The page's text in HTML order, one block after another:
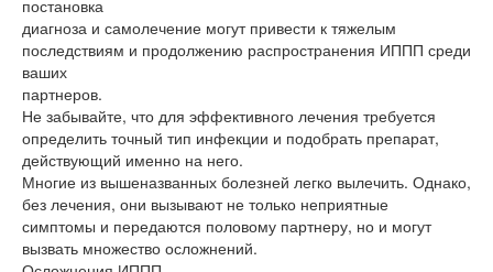
постановка
диагноза и самолечение могут привести к тяжелым
последствиям и продолжению распространения ИППП среди
ваших
партнеров.
Не забывайте, что для эффективного лечения требуется
определить точный тип инфекции и подобрать препарат,
действующий именно на него.
Многие из вышеназванных болезней легко вылечить. Однако,
без лечения, они вызывают не только неприятные
симптомы и передаются половому партнеру, но и могут
вызвать множество осложнений.